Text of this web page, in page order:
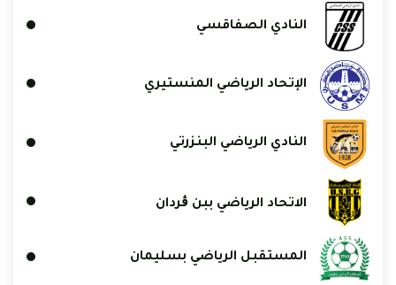
النادي الصفاقسي
الإتحاد الرياضي المنستيري
النادي الرياضي البنزرتي
الاتحاد الرياضي ببن ڨردان
المستقبل الرياضي بسليمان